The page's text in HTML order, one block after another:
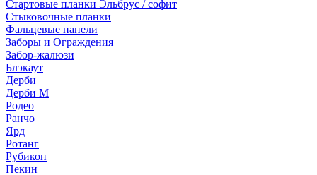
Стартовые планки Эльбрус / софит
Стыковочные планки
Фальцевые панели
Заборы и Ограждения
Забор-жалюзи
Блэкаут
Дерби
Дерби M
Родео
Ранчо
Ярд
Ротанг
Рубикон
Пекин